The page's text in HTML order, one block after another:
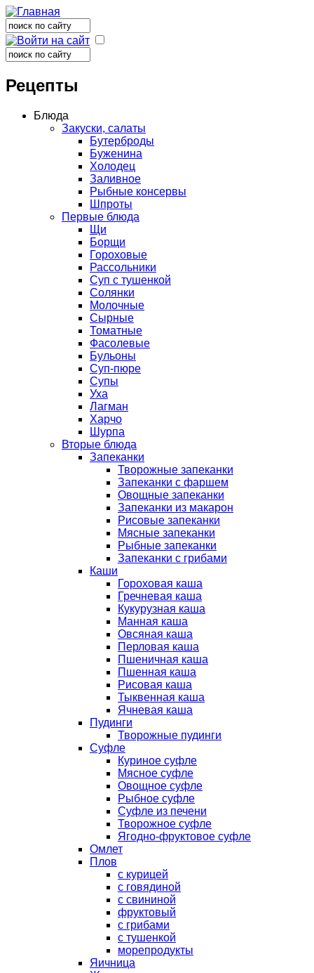
Форма поиска
Поиск
Поиск
Рецепты
Блюда
Закуски, салаты
Бутерброды
Буженина
Холодец
Заливное
Рыбные консервы
Шпроты
Первые блюда
Щи
Борщи
Гороховые
Рассольники
Суп с тушенкой
Солянки
Молочные
Сырные
Томатные
Фасолевые
Бульоны
Суп-пюре
Супы
Уха
Лагман
Харчо
Шурпа
Вторые блюда
Запеканки
Творожные запеканки
Запеканки с фаршем
Овощные запеканки
Запеканки из макарон
Рисовые запеканки
Мясные запеканки
Рыбные запеканки
Запеканки с грибами
Каши
Гороховая каша
Гречневая каша
Кукурузная каша
Манная каша
Овсяная каша
Перловая каша
Пшеничная каша
Пшенная каша
Рисовая каша
Тыквенная каша
Ячневая каша
Пудинги
Творожные пудинги
Суфле
Куриное суфле
Мясное суфле
Овощное суфле
Рыбное суфле
Суфле из печени
Творожное суфле
Ягодно-фруктовое суфле
Омлет
Плов
с курицей
с говядиной
с свининой
фруктовый
с грибами
с тушенкой
морепродукты
Яичница